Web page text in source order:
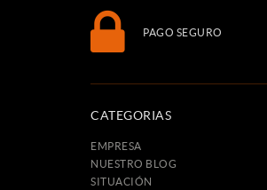
PAGO SEGURO
CATEGORIAS
EMPRESA
NUESTRO BLOG
SITUACIÓN